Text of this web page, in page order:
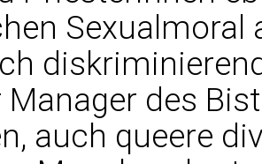
Sexualmoral
Manager des
auch queere